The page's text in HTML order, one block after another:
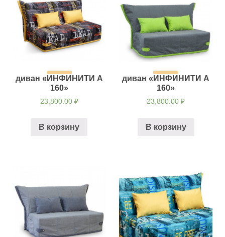
диван «ИНФИНИТИ А
160»
23,800.00 ₽
В корзину
диван «ИНФИНИТИ А
160»
23,800.00₽
В корзину